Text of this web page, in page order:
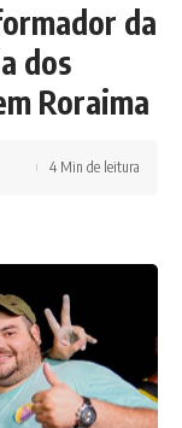
da
dos
Roraima
4 Min de leitura